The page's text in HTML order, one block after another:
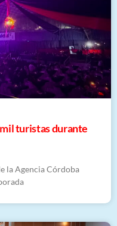
turistas durante
la Agencia Córdoba